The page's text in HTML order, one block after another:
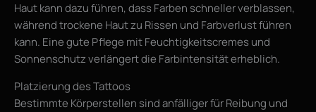
Haut kann dazu führen, dass Farben schneller verblassen,
während trockene Haut zu Rissen und Farbverlust führen
kann. Eine gute Pflege mit Feuchtigkeitscremes und
Sonnenschutz verlängert die Farbintensität erheblich.
Platzierung des Tattoos
Bestimmte Körperstellen sind anfälliger für Reibung und